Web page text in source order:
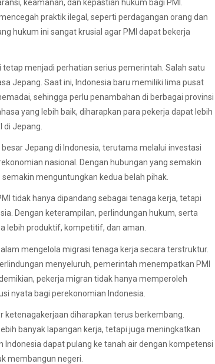
keamanan, dan kepastian hukum bagi PMI.
praktik ilegal, seperti perdagangan orang dan
hukum ini sangat krusial agar PMI dapat bekerja
menjadi perhatian serius pemerintah. Salah satu
Jepang. Saat ini, Indonesia baru memiliki lima pusat
sehingga perlu penambahan di berbagai provinsi
yang lebih baik, diharapkan para pekerja dapat lebih
Jepang.
Jepang di Indonesia, terutama melalui investasi
nasional. Dengan hubungan yang semakin
menguntungkan kedua belah pihak.
tidak hanya dipandang sebagai tenaga kerja, tetapi
Dengan keterampilan, perlindungan hukum, serta
lebih produktif, kompetitif, dan aman.
mengelola migrasi tenaga kerja secara terstruktur.
menyeluruh, pemerintah menempatkan PMI
pekerja migran tidak hanya memperoleh
nyata bagi perekonomian Indonesia.
diharapkan terus berkembang.
banyak lapangan kerja, tetapi juga meningkatkan
Indonesia dapat pulang ke tanah air dengan kompetensi
membangun negeri.